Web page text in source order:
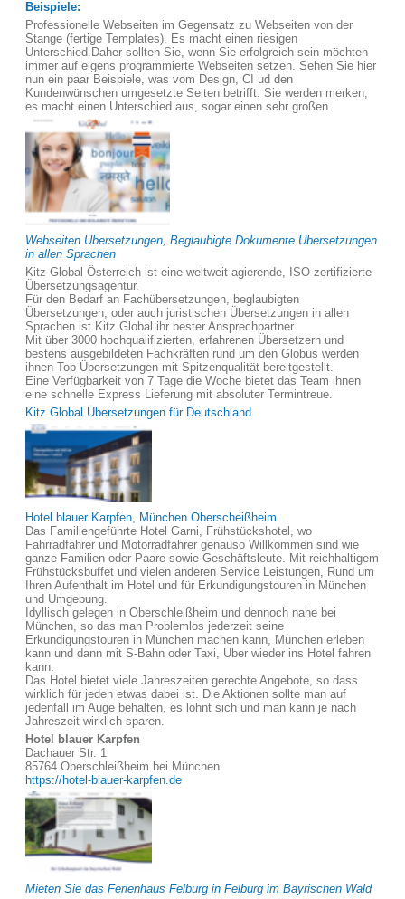
Beispiele:
Professionelle Webseiten im Gegensatz zu Webseiten von der
Stange (fertige Templates). Es macht einen riesigen
Unterschied.Daher sollten Sie, wenn Sie erfolgreich sein möchten
immer auf eigens programmierte Webseiten setzen. Sehen Sie hier
nun ein paar Beispiele, was vom Design, CI ud den
Kundenwünschen umgesetzte Seiten betrifft. Sie werden merken,
es macht einen Unterschied aus, sogar einen sehr großen.
Webseiten Übersetzungen, Beglaubigte Dokumente Übersetzungen
in allen Sprachen
Kitz Global Österreich ist eine weltweit agierende, ISO-zertifizierte
Übersetzungsagentur.
Für den Bedarf an Fachübersetzungen, beglaubigten
Übersetzungen, oder auch juristischen Übersetzungen in allen
Sprachen ist Kitz Global ihr bester Ansprechpartner.
Mit über 3000 hochqualifizierten, erfahrenen Übersetzern und
bestens ausgebildeten Fachkräften rund um den Globus werden
ihnen Top-Übersetzungen mit Spitzenqualität bereitgestellt.
Eine Verfügbarkeit von 7 Tage die Woche bietet das Team ihnen
eine schnelle Express Lieferung mit absoluter Termintreue.
Kitz Global Übersetzungen für Deutschland
Hotel blauer Karpfen, München Oberscheißheim
Das Familiengeführte Hotel Garni, Frühstückshotel, wo
Fahrradfahrer und Motorradfahrer genauso Willkommen sind wie
ganze Familien oder Paare sowie Geschäftsleute. Mit reichhaltigem
Frühstücksbuffet und vielen anderen Service Leistungen, Rund um
Ihren Aufenthalt im Hotel und für Erkundigungstouren in München
und Umgebung.
Idyllisch gelegen in Oberschleißheim und dennoch nahe bei
München, so das man Problemlos jederzeit seine
Erkundigungstouren in München machen kann, München erleben
kann und dann mit S-Bahn oder Taxi, Uber wieder ins Hotel fahren
kann.
Das Hotel bietet viele Jahreszeiten gerechte Angebote, so dass
wirklich für jeden etwas dabei ist. Die Aktionen sollte man auf
jedenfall im Auge behalten, es lohnt sich und man kann je nach
Jahreszeit wirklich sparen.
Hotel blauer Karpfen
Dachauer Str. 1
85764 Oberschleißheim bei München
https://hotel-blauer-karpfen.de
Mieten Sie das Ferienhaus Felburg in Felburg im Bayrischen Wald